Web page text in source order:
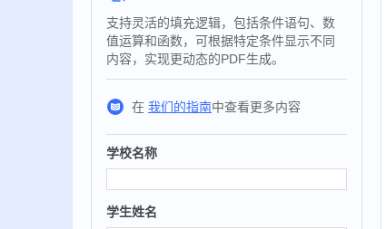
支持灵活的填充逻辑，包括条件语句、数
值运算和函数，可根据特定条件显示不同
内容，实现更动态的PDF生成。
在 我们的指南中查看更多内容
学校名称
学生姓名